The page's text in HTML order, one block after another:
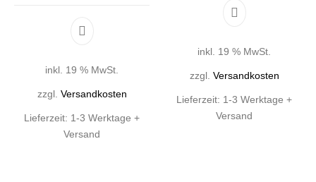
inkl. 19 % MwSt.
zzgl. Versandkosten
Lieferzeit: 1-3 Werktage +
Versand
inkl. 19 % MwSt.
zzgl. Versandkosten
Lieferzeit: 1-3 Werktage +
Versand